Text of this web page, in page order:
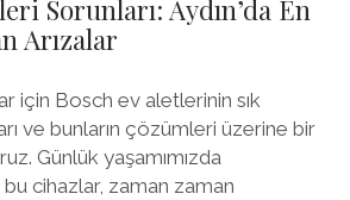
Sorunları: Aydın’da En
Arızalar
için Bosch ev aletlerinin sık
ve bunların çözümleri üzerine bir
Günlük yaşamımızda
cihazlar, zaman zaman